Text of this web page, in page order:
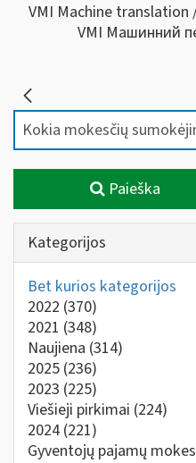
VMI Machine
VMI Машинний
Paieška
Kategorijos
Bet kurios kategorijos
2022 (370)
2021 (348)
Naujiena (314)
2025 (236)
2023 (225)
Viešieji pirkimai (224)
2024 (221)
Gyventojų pajamų